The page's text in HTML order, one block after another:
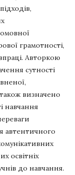
грамотності,
Авторкою
сутності
також визначено
навчання
автентичного
освітніх
до навчання.